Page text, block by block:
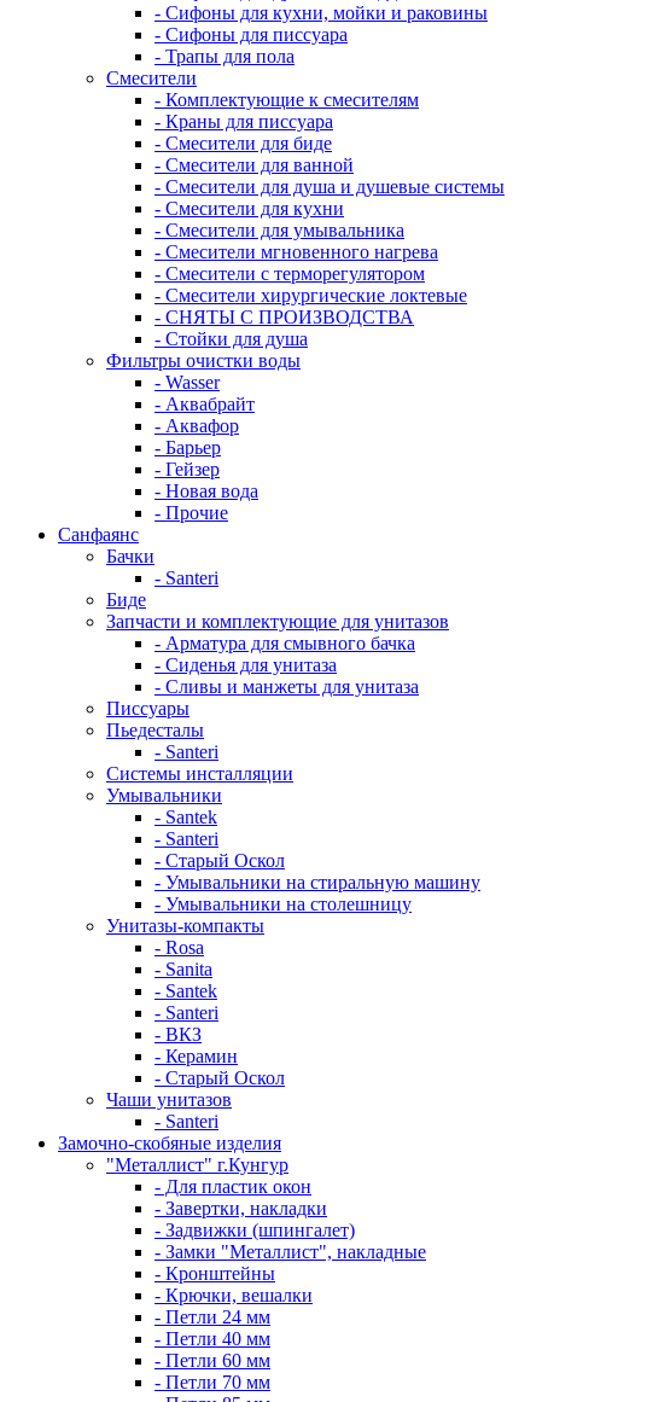
- Сифоны для кухни, мойки и раковины
- Сифоны для писсуара
- Трапы для пола
Смесители
- Комплектующие к смесителям
- Краны для писсуара
- Смесители для биде
- Смесители для ванной
- Смесители для душа и душевые системы
- Смесители для кухни
- Смесители для умывальника
- Смесители мгновенного нагрева
- Смесители с терморегулятором
- Смесители хирургические локтевые
- СНЯТЫ С ПРОИЗВОДСТВА
- Стойки для душа
Фильтры очистки воды
- Wasser
- Аквабрайт
- Аквафор
- Барьер
- Гейзер
- Новая вода
- Прочие
Санфаянс
Бачки
- Santeri
Биде
Запчасти и комплектующие для унитазов
- Арматура для смывного бачка
- Сиденья для унитаза
- Сливы и манжеты для унитаза
Писсуары
Пьедесталы
- Santeri
Системы инсталляции
Умывальники
- Santek
- Santeri
- Старый Оскол
- Умывальники на стиральную машину
- Умывальники на столешницу
Унитазы-компакты
- Rosa
- Sanita
- Santek
- Santeri
- ВКЗ
- Керамин
- Старый Оскол
Чаши унитазов
- Santeri
Замочно-скобяные изделия
"Металлист" г.Кунгур
- Для пластик окон
- Завертки, накладки
- Задвижки (шпингалет)
- Замки "Металлист", накладные
- Кронштейны
- Крючки, вешалки
- Петли 24 мм
- Петли 40 мм
- Петли 60 мм
- Петли 70 мм